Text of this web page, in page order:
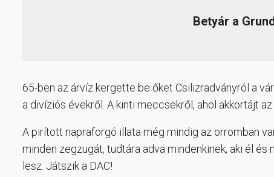
Betyár a
65-ben az árvíz kergette be őket Csilizradványról a
a divíziós évekről. A kinti meccsekről, ahol akkortájt
A pirított napraforgó illata még mindig az orromban
minden zegzugát, tudtára adva mindenkinek, aki él és
lesz. Játszik a DAC!